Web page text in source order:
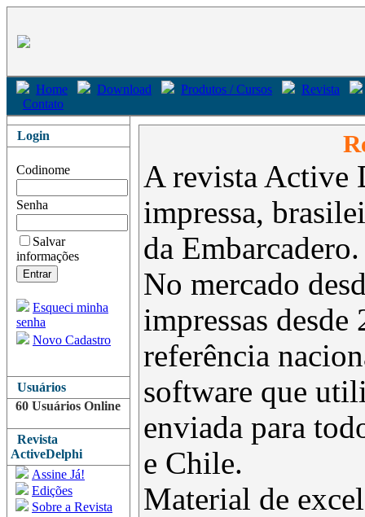
Home Download Produtos / Cursos
Revista
Contato
Login
Codinome
Senha
Salvar
informações
Esqueci minha
senha
Novo Cadastro
Usuários
60 Usuários Online
Revista
ActiveDelphi
Assine Já!
Edições
Sobre a Revista
A revista Active
impressa,
da Embarcadero.
No mercado
impressas
referência
software que
enviada para
e Chile.
Material de